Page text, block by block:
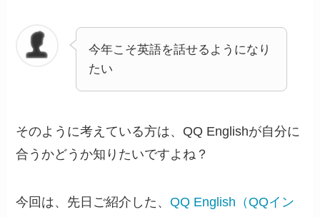
今年こそ英語を話せるようになり
たい
そのように考えている方は、QQ Englishが自分に
合うかどうか知りたいですよね？
今回は、先日ご紹介した、QQ English（QQイン